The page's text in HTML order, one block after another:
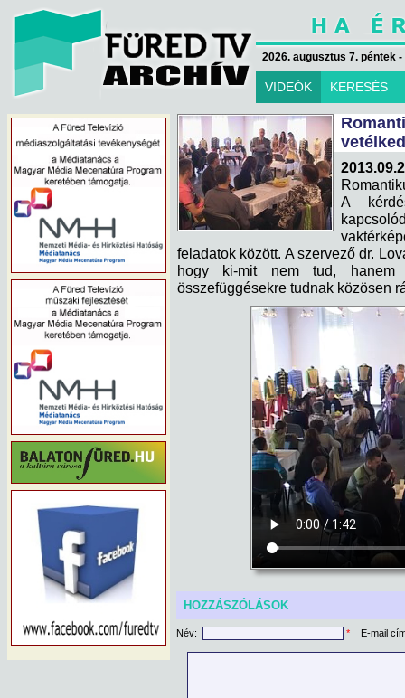
2026. augusztus 7. péntek
VIDEÓK KERESÉS
A
feladatok között. A szervező dr.
hogy ki-mit nem tud,
összefüggésekre tudnak közösen
HOZZÁSZÓLÁSOK
Név: * E-mail